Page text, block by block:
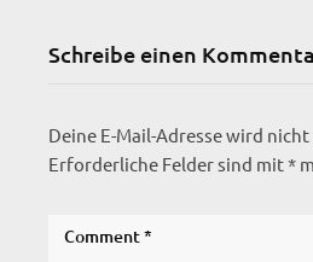
Schreibe einen
Deine E-Mail-Adresse wird
Erforderliche Felder sind mit*